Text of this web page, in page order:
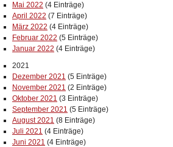
Mai 2022 (4 Einträge)
April 2022 (7 Einträge)
März 2022 (4 Einträge)
Februar 2022 (5 Einträge)
Januar 2022 (4 Einträge)
2021
Dezember 2021 (5 Einträge)
November 2021 (2 Einträge)
Oktober 2021 (3 Einträge)
September 2021 (5 Einträge)
August 2021 (8 Einträge)
Juli 2021 (4 Einträge)
Juni 2021 (4 Einträge)